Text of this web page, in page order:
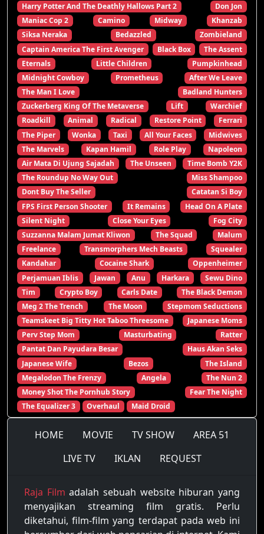
Harry Potter And The Deathly Hallows Part 2
Don Jon
Maniac Cop 2
Camino Midway
Khanzab
Siksa Neraka
Bedazzled
Zombieland
Captain America The First Avenger
Black Box
The Assent
Eternals
Little Children
Pumpkinhead
Midnight Cowboy
Prometheus
After We Leave
The Man I Love
Badland Hunters
Zuckerberg King Of The Metaverse
Lift
Warchief
Roadkill
Animal Radical Restore Point
Ferrari
The Piper
Wonka Taxi All Your Faces
Midwives
The Marvels
Kapan Hamil Role Play
Napoleon
Air Mata Di Ujung Sajadah
The Unseen
Time Bomb Y2K
The Roundup No Way Out
Miss Shampoo
Dont Buy The Seller
Catatan Si Boy
FPS First Person Shooter
It Remains
Head On A Plate
Silent Night
Close Your Eyes
Fog City
Suzzanna Malam Jumat Kliwon
The Squad
Malum
Freelance
Transmorphers Mech Beasts
Squealer
Kandahar
Cocaine Shark
Oppenheimer
Perjamuan Iblis
Jawan Anu Harkara
Sewu Dino
Tim
Crypto Boy Carls Date
The Black Demon
Meg 2 The Trench
The Moon
Stepmom Seductions
Teamskeet Big Titty Hot Taboo Threesome
Japanese Moms
Perv Step Mom
Masturbating
Ratter
Pantat Dan Payudara Besar
Haus Akan Seks
Japanese Wife
Bezos
The Island
Megalodon The Frenzy
Angela
The Nun 2
Money Shot The Pornhub Story
Fear The Night
The Equalizer 3
Overhaul Maid Droid
HOME MOVIE TV SHOW
AREA 51
LIVE TV
IKLAN REQUEST
Raja Film adalah sebuah website hiburan yang
menyajikan streaming film gratis. Perlu
diketahui, film-film yang terdapat pada web ini